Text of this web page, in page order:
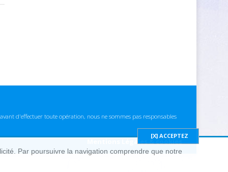
d'effectuer toute opération, nous ne sommes pas responsables
Mentions Légales & cookies
Par poursuivre la navigation comprendre que notre